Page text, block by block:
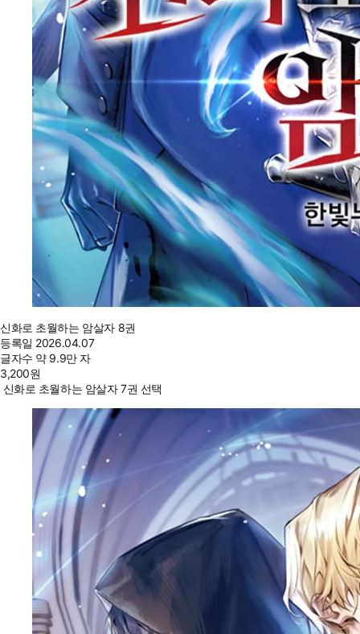
신화로 초월하는 암살자 8권
등록일 2026.04.07
글자수 약 9.9만 자
3,200원
신화로 초월하는 암살자 7권 선택